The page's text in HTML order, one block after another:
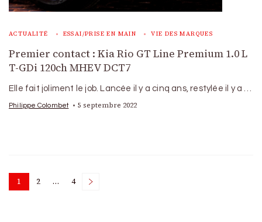
ACTUALITÉ ESSAI/PRISE EN MAIN VIE DES MARQUES
Premier contact : Kia Rio GT Line Premium 1.0 L
T-GDi 120ch MHEV DCT7
Elle fait joliment le job. Lancée il y a cinq ans, restylée il y a …
Philippe Colombet 5 septembre 2022
Posts
Page
1 Page
2 … Page
4